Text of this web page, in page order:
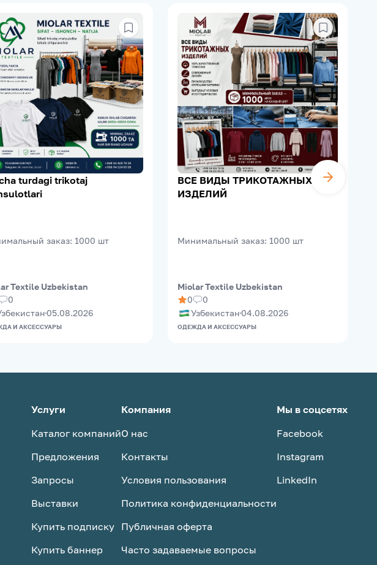
turdagi trikotaj
заказ: 1000 шт
Textile Uzbekistan
0
05.08.2026
И АКСЕССУАРЫ
ВСЕ ВИДЫ ТРИКОТАЖНЫХ
ИЗДЕЛИЙ
Минимальный заказ: 1000 шт
Miolar Textile Uzbekistan
0
0
Узбекистан 04.08.2026
ОДЕЖДА И АКСЕССУАРЫ
Услуги
Каталог компаний
Предложения
Запросы
Выставки
Купить подписку
Купить баннер
Компания
О нас
Контакты
Условия пользования
Политика конфиденциальности
Публичная оферта
Часто задаваемые вопросы
Мы в соцсетях
Facebook
Instagram
LinkedIn